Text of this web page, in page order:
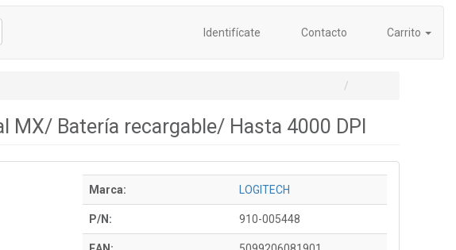
Identifícate Contacto Carrito
Batería recargable/ Hasta 4000 DPI
Marca: LOGITECH
P/N: 910-005448